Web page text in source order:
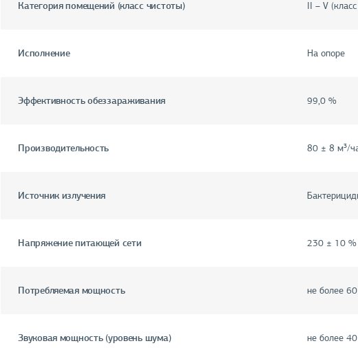
Категория помещений (класс чистоты) II – V
Исполнение На опоре
Эффективность обеззараживания 99,0 %
Производительность 80 ± 8 м³/
Источник излучения
Напряжение питающей сети 230 ± 10 %
Потребляемая мощность не более
Звуковая мощность (уровень шума) не более